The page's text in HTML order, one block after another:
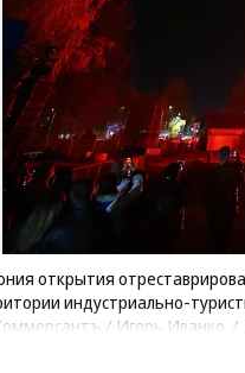
открытия
индустриально-
/ Игорь Иванко /